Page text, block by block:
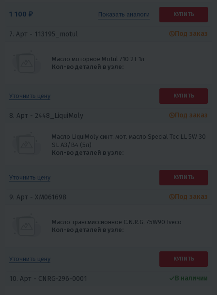
1 100 ₽ Показать аналоги КУПИТЬ
7. Арт - 113195_motul
Масло моторное Motul 710 2T 1л
Кол-во деталей в узле:
Под заказ
Уточнить цену КУПИТЬ
8. Арт - 2448_LiquiMoly
Масло LiquiMoly синт. мот. масло Special Tec LL 5W 30
SL A3/B4 (5л)
Кол-во деталей в узле:
Под заказ
Уточнить цену КУПИТЬ
9. Арт - XM061698
Масло трансмиссионное C.N.R.G. 75W90 Iveco
Кол-во деталей в узле:
Под заказ
Уточнить цену КУПИТЬ
10. Арт - CNRG-296-0001 В наличии